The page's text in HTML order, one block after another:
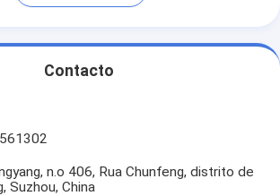
Contacto
n.o 406, Rua Chunfeng, distrito de
Suzhou, China